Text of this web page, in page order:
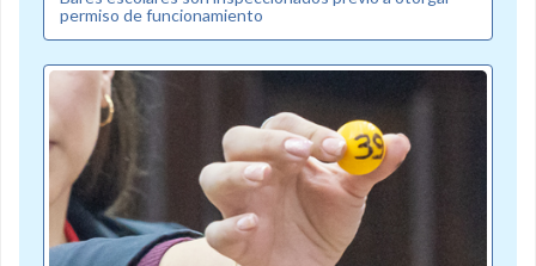
permiso de funcionamiento